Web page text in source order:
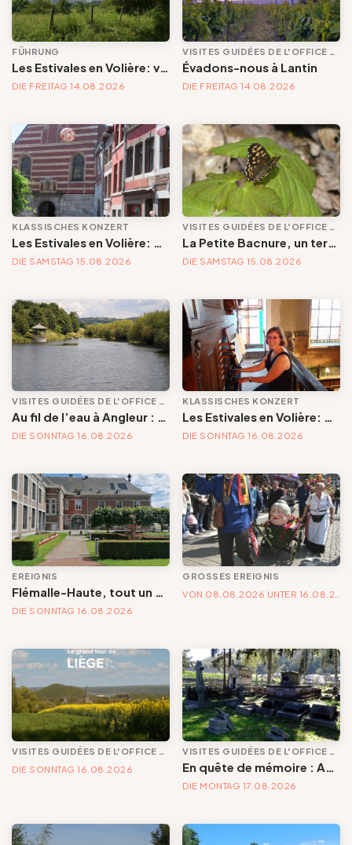
FÜHRUNG
Les Estivales en Volière: visite | Herborisons autour de Volière
DIE FREITAG 14.08.2026
VISITES GUIDÉES DE L'OFFICE DE TOURISME
Évadons-nous à Lantin
DIE FREITAG 14.08.2026
KLASSISCHES KONZERT
DIE SAMSTAG 15.08.2026 DIE SAMSTAG 15.08.2026
VISITES GUIDÉES DE L'OFFICE DE TOURISME
Au fil de l’eau à Angleur : entre nature sauvage et passé industriel
DIE SONNTAG 16.08.2026
KLASSISCHES KONZERT
Les Estivales en Volière: concert d'orgue | « Orgue en Volière » , les 3e dimanches du mois (été) audition d’orgue (accès libre)
DIE SONNTAG 16.08.2026
EREIGNIS
Flémalle-Haute, tout un patrimoine à découvrir
DIE SONNTAG 16.08.2026
GROSSES EREIGNIS
VISITES GUIDÉES DE L'OFFICE DE TOURISME
DIE SONNTAG 16.08.2026
VISITES GUIDÉES DE L'OFFICE DE TOURISME
En quête de mémoire : Angleur et son petit cimetière de la Diguette, promenade certes mortelle, mais bien vivante
DIE MONTAG 17.08.2026